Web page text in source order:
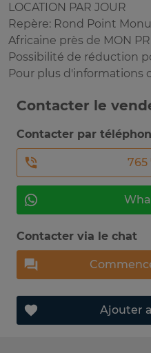
LOCATION PAR JOUR
Repère: Rond Point
Africaine près de MON
Possibilité de réduction
Pour plus d'informations
Contacter le
Contacter par
765
Contacter via le chat
Ajouter